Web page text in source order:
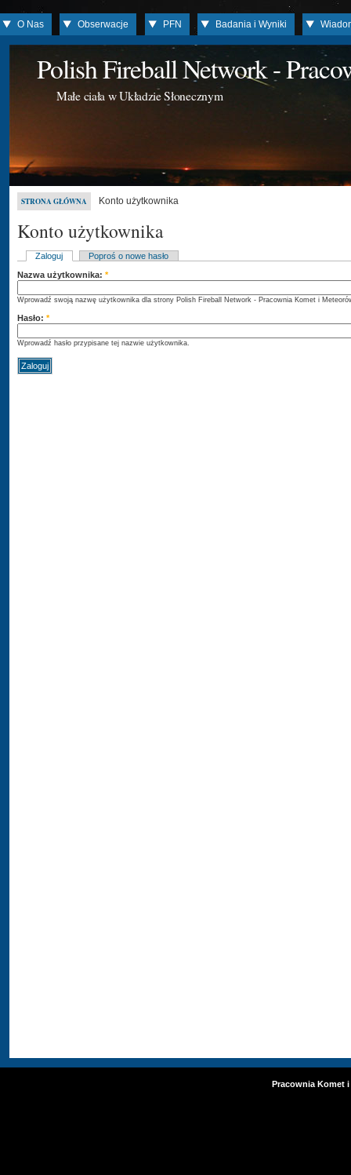
O Nas Obserwacje PFN Badania i Wyniki
Polish Fireball Network -
Małe ciała w Układzie Słonecznym
STRONA GŁÓWNA Konto użytkownika
Konto użytkownika
Zaloguj
Poproś o nowe hasło
Nazwa użytkownika: *
Wprowadź swoją nazwę użytkownika dla strony Polish Fireball Network - Pracownia Komet i
Hasło: *
Wprowadź hasło przypisane tej nazwie użytkownika.
Pracownia Komet